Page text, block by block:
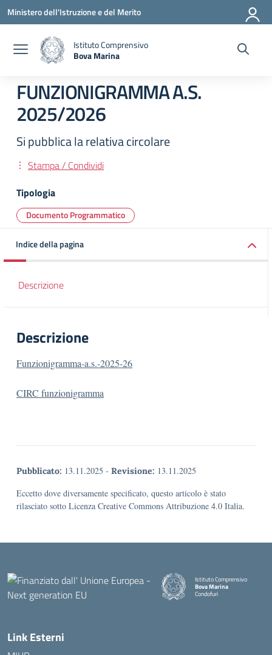
Vai ai contenuti
Vai al menu di navigazione
Vai al footer
Ministero dell'Istruzione e del Merito
Istituto Comprensivo
Bova Marina
FUNZIONIGRAMMA A.S.
2025/2026
Si pubblica la relativa circolare
Stampa / Condividi
Tipologia
Documento Programmatico
Indice della pagina
Descrizione
Descrizione
Funzionigramma-a.s.-2025-26
CIRC funzionigramma
Pubblicato: 13.11.2025 - Revisione: 13.11.2025
Eccetto dove diversamente specificato, questo articolo è stato
rilasciato sotto Licenza Creative Commons Attribuzione 4.0 Italia.
Istituto Comprensivo
Bova Marina
Condofuri
Link Esterni